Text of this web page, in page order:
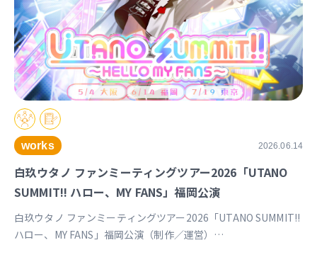
works 2026.06.14
白玖ウタノ ファンミーティングツアー2026「UTANO
SUMMIT!! ハロー、MY FANS」福岡公演
白玖ウタノ ファンミーティングツアー2026「UTANO SUMMIT!!
ハロー、MY FANS」福岡公演（制作／運営）